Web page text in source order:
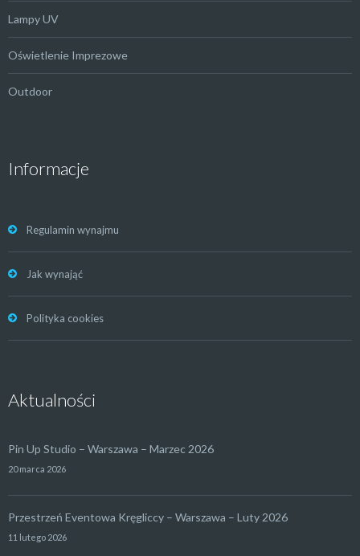
Lampy UV
Oświetlenie Imprezowe
Outdoor
Informacje
Regulamin wynajmu
Jak wynająć
Polityka cookies
Aktualności
Pin Up Studio – Warszawa – Marzec 2026
20 marca 2026
Przestrzeń Eventowa Kręgliccy – Warszawa – Luty 2026
11 lutego 2026